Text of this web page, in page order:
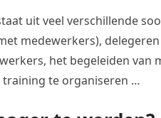
uit veel verschillende
medewerkers),
het begeleiden van
te organiseren …